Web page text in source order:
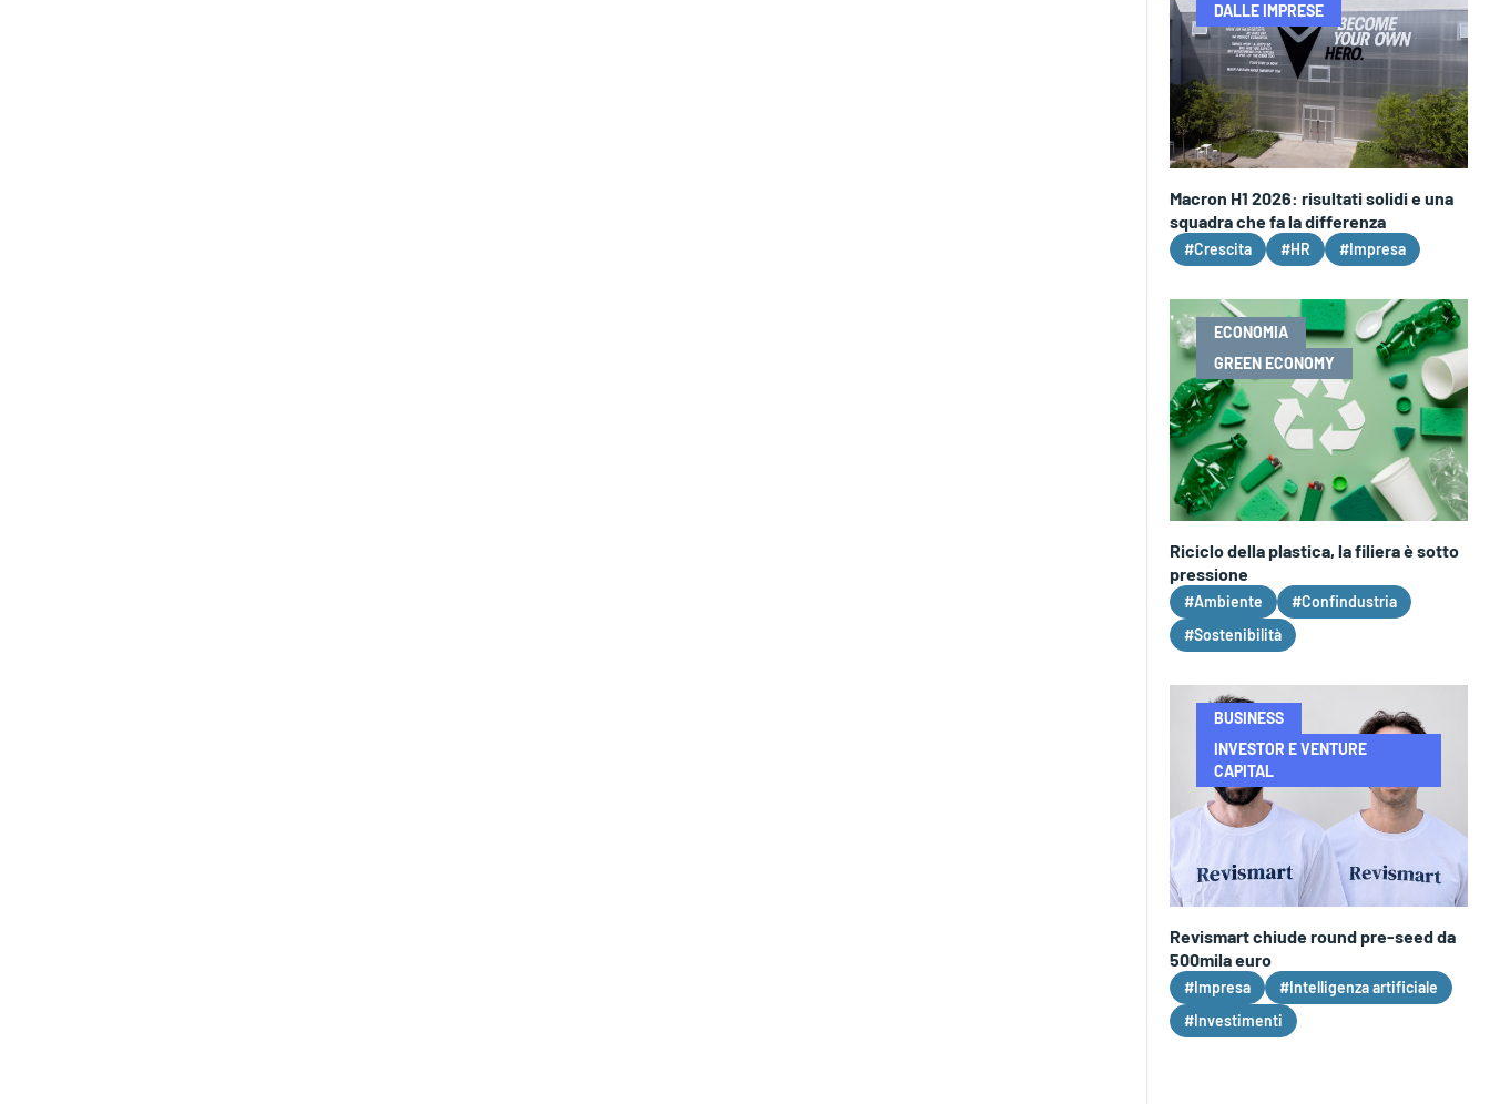
DALLE IMPRESE
Macron H1 2026: risultati solidi e una
squadra che fa la differenza
#Crescita #HR #Impresa
ECONOMIA
GREEN ECONOMY
Riciclo della plastica, la filiera è sotto
pressione
#Ambiente
#Confindustria
#Sostenibilità
BUSINESS
INVESTOR E VENTURE
CAPITAL
Revismart chiude round pre-seed da
500mila euro
#Impresa
#Intelligenza artificiale
#Investimenti